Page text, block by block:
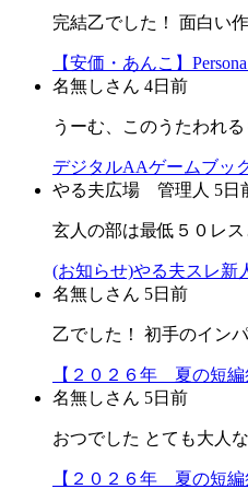
完結乙でした！ 面白い
【安価・あんこ】
名無しさん 4日前
うーむ、このうたわれ
デジタルAAゲームブ
やる夫広場 管理人 5日
玄人の部は最低５０レ
(お知らせ)やる夫スレ
名無しさん 5日前
乙でした！ 初手のイン
【２０２６年 夏の短
名無しさん 5日前
おつでした とても大人
【２０２６年 夏の短